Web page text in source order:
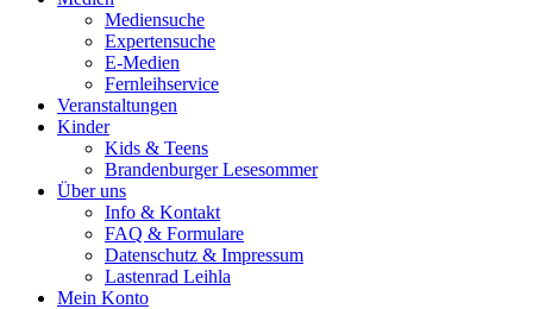
Mediensuche
Expertensuche
E-Medien
Fernleihservice
Veranstaltungen
Kinder
Kids & Teens
Brandenburger Lesesommer
Über uns
Info & Kontakt
FAQ & Formulare
Datenschutz & Impressum
Lastenrad Leihla
Mein Konto